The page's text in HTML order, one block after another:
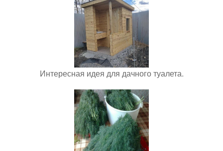
Интересная идея для дачного туалета.